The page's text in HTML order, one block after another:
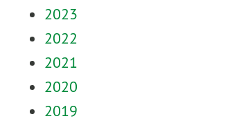
2023
2022
2021
2020
2019